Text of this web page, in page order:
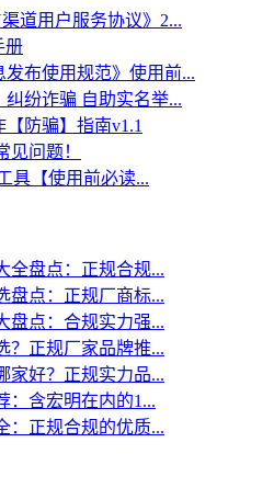
道用户服务协议》2...
册
布使用规范》使用前...
纷诈骗 自助实名举...
防骗】指南v1.1
问题！
具【使用前必读...
全盘点：正规合规...
盘点：正规厂商标...
盘点：合规实力强...
？正规厂家品牌推...
家好？正规实力品...
：含宏明在内的1...
：正规合规的优质...